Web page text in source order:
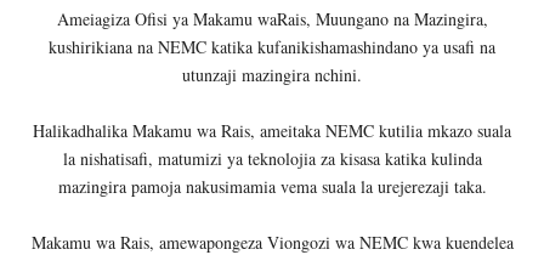
Ameiagiza Ofisi ya Makamu waRais, Muungano na Mazingira,
kushirikiana na NEMC katika kufanikishamashindano ya usafi na
utunzaji mazingira nchini.
Halikadhalika Makamu wa Rais, ameitaka NEMC kutilia mkazo suala
la nishatisafi, matumizi ya teknolojia za kisasa katika kulinda
mazingira pamoja nakusimamia vema suala la urejerezaji taka.
Makamu wa Rais, amewapongeza Viongozi wa NEMC kwa kuendelea